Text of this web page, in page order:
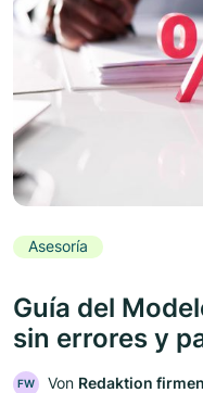
Asesoría
Guía del
sin errores y
FW Von Redaktion